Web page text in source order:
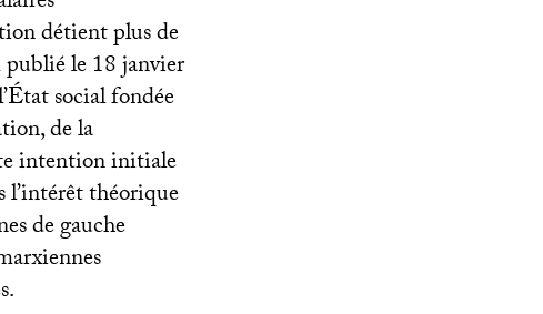
détient plus de
le 18 janvier
social fondée
de la
intention initiale
l’intérêt théorique
de gauche